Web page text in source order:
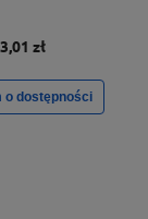
zł
o dostępności